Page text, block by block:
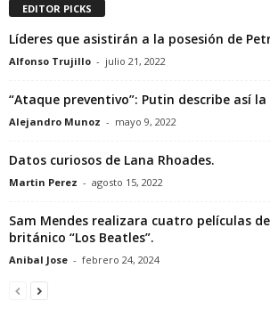
EDITOR PICKS
Líderes que asistirán a la posesión de
Alfonso Trujillo - julio 21, 2022
“Ataque preventivo”: Putin describe así
Alejandro Munoz - mayo 9, 2022
Datos curiosos de Lana Rhoades.
Martin Perez - agosto 15, 2022
Sam Mendes realizara cuatro películas
británico “Los Beatles”.
Anibal Jose - febrero 24, 2024